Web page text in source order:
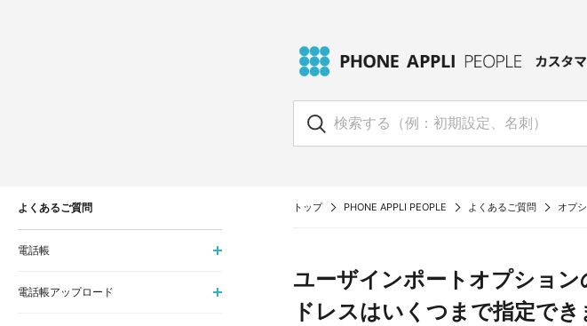
トップ PHONE APPLI PEOPLE よくあるご質問 オプ
ユーザインポートオプショ
ドレスはいくつまで指定で
よくあるご質問
電話帳
電話帳アップロード